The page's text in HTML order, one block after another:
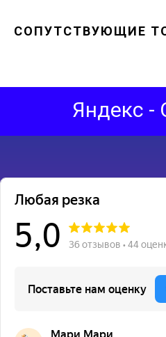
СОПУТСТВУЮЩИЕ
Яндекс -